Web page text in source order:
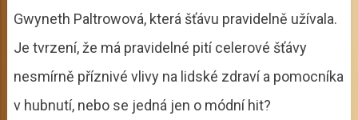
Gwyneth Paltrowová, která šťávu pravidelně užívala.
Je tvrzení, že má pravidelné pití celerové šťávy
nesmírně příznivé vlivy na lidské zdraví a pomocníka
v hubnutí, nebo se jedná jen o módní hit?